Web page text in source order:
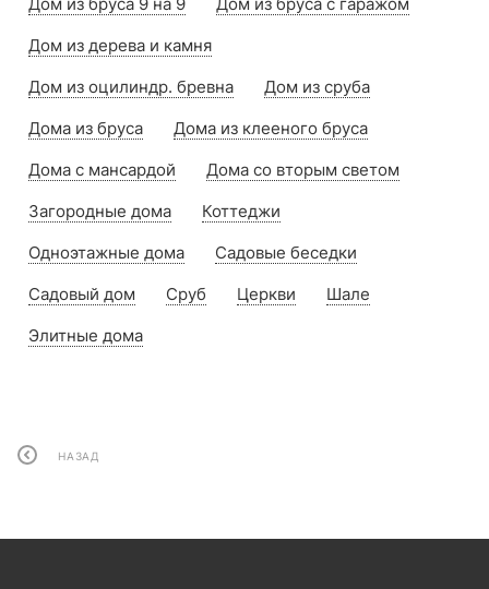
Дом из дерева и камня
Дом из оцилиндр. бревна
Дом из сруба
Дома из бруса
Дома из клееного бруса
Дома с мансардой
Дома со вторым светом
Загородные дома
Коттеджи
Одноэтажные дома
Садовые беседки
Садовый дом
Сруб Церкви
Шале
Элитные дома
НАЗАД